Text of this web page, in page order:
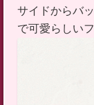
サイドからバ
で可愛らしい